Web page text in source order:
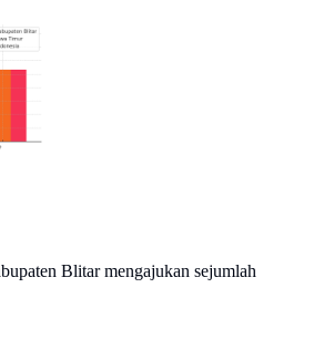
Blitar mengajukan sejumlah